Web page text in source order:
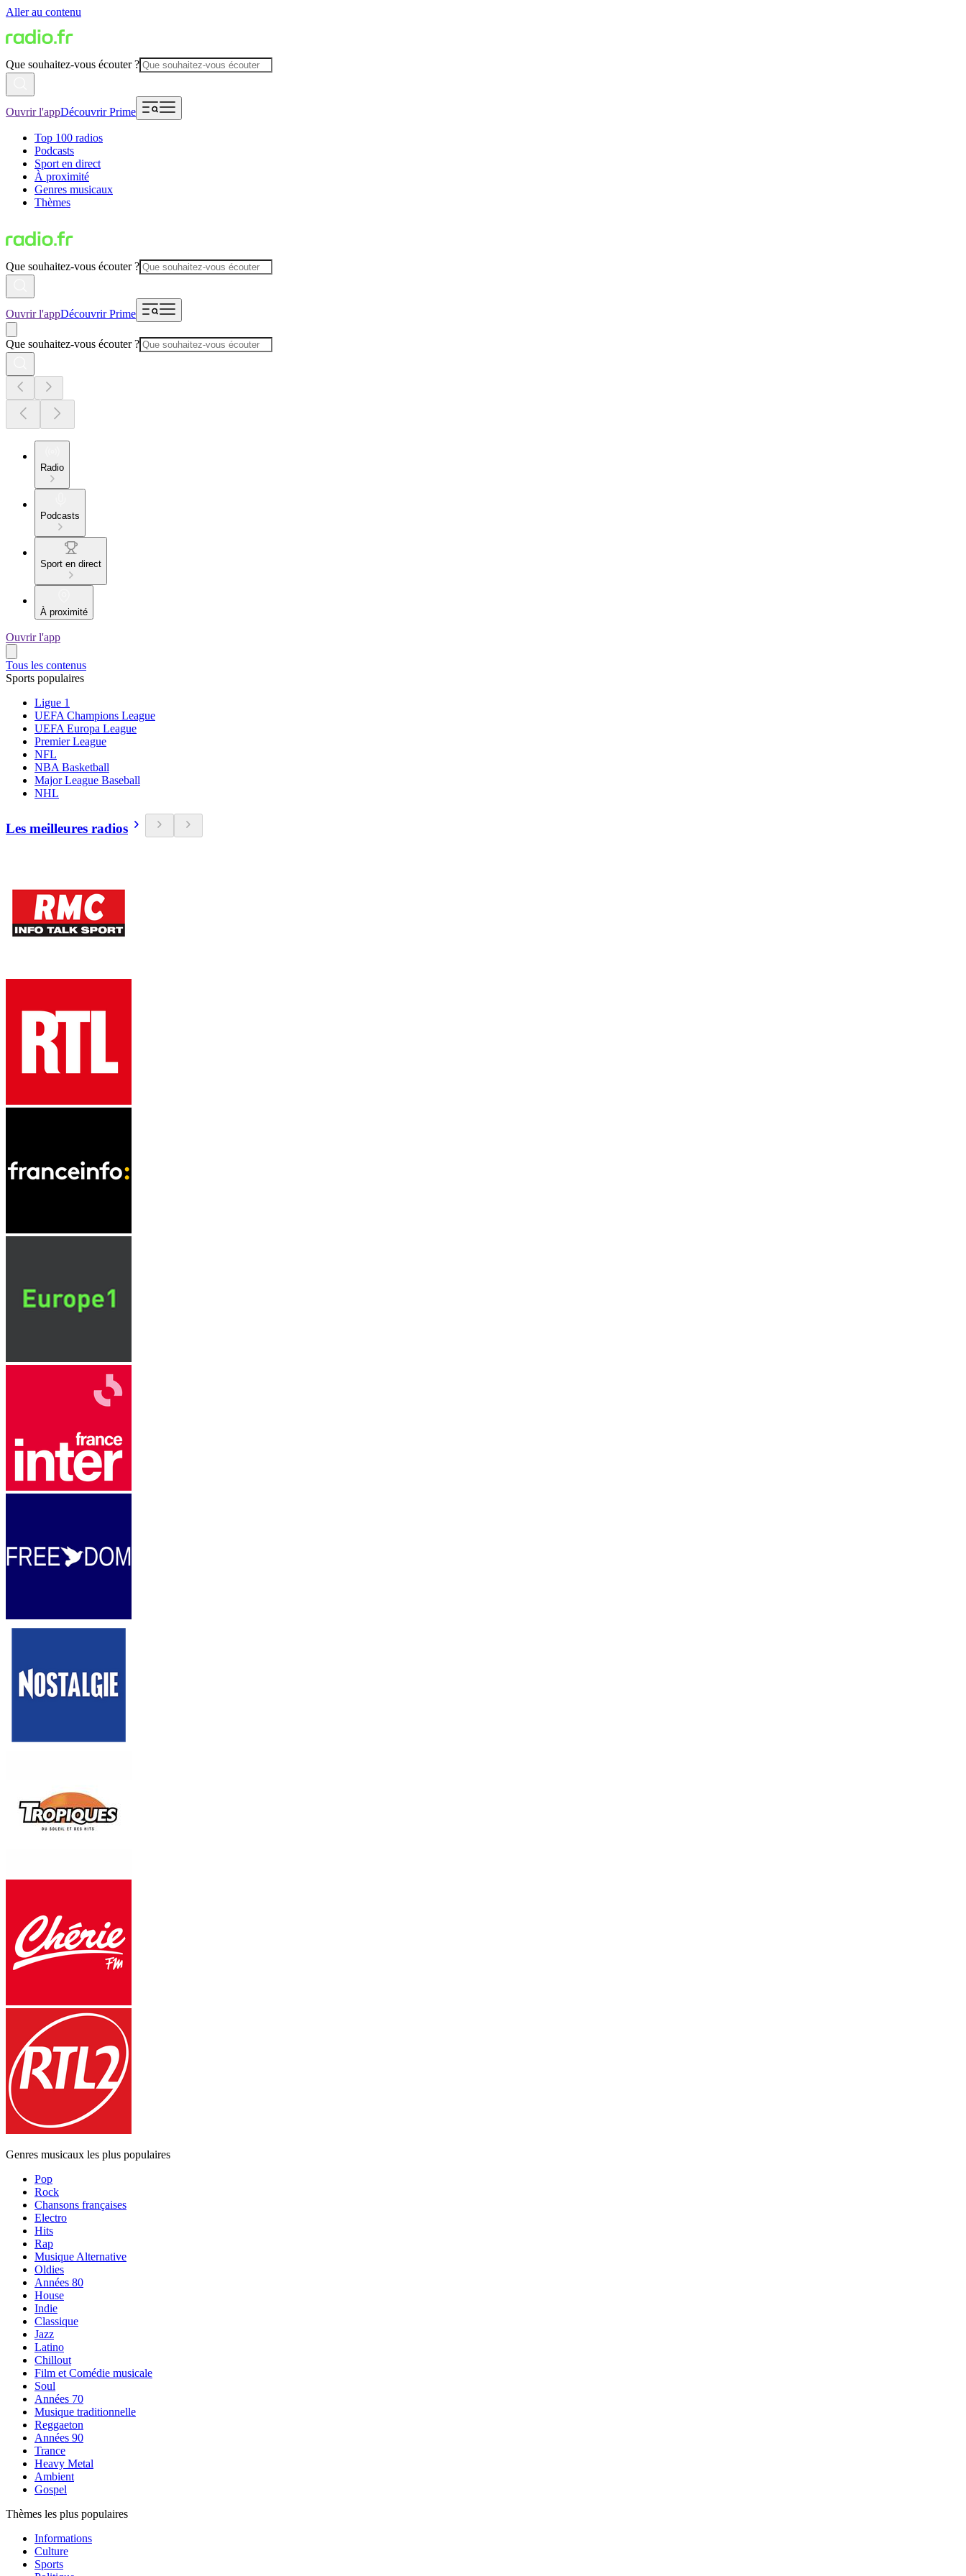
Aller au contenu
Que souhaitez-vous écouter ?
Ouvrir l'appDécouvrir Prime
Top 100 radios
Podcasts
Sport en direct
À proximité
Genres musicaux
Thèmes
Que souhaitez-vous écouter ?
Ouvrir l'appDécouvrir Prime
Que souhaitez-vous écouter ?
Radio
Podcasts
Sport en direct
À proximité
Ouvrir l'app
Tous les contenus
Sports populaires
Ligue 1
UEFA Champions League
UEFA Europa League
Premier League
NFL
NBA Basketball
Major League Baseball
NHL
Les meilleures radios
Genres musicaux les plus populaires
Pop
Rock
Chansons françaises
Electro
Hits
Rap
Musique Alternative
Oldies
Années 80
House
Indie
Classique
Jazz
Latino
Chillout
Film et Comédie musicale
Soul
Années 70
Musique traditionnelle
Reggaeton
Années 90
Trance
Heavy Metal
Ambient
Gospel
Thèmes les plus populaires
Informations
Culture
Sports